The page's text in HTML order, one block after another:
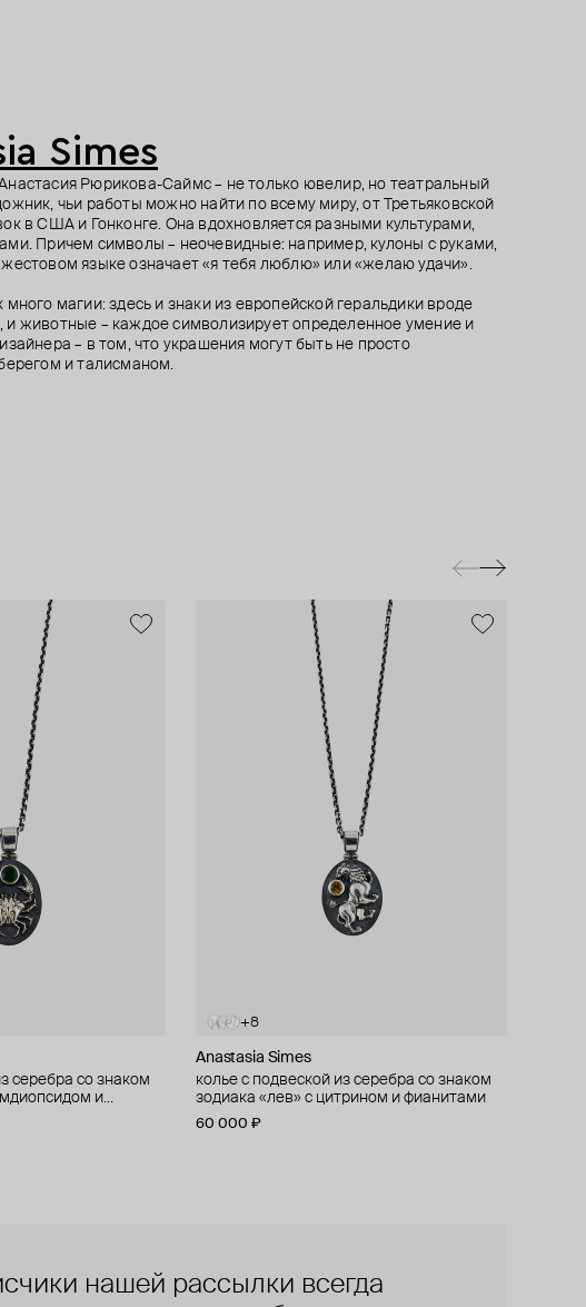
Simes
Рюрикова-Саймс – не только ювелир, но театральный
чьи работы можно найти по всему миру, от Третьяковской
в США и Гонконге. Она вдохновляется разными культурами,
Причем символы – неочевидные: например, кулоны с руками,
языке означает «я тебя люблю» или «желаю удачи».
много магии: здесь и знаки из европейской геральдики вроде
животные – каждое символизирует определенное умение и
– в том, что украшения могут быть не просто
и талисманом.
серебра со знаком
и
+8
Anastasia Simes
колье с подвеской из серебра со знаком
зодиака «лев» с цитрином и фианитами
60 000 ₽
серебра со знаком
и фианитами
нашей рассылки всегда